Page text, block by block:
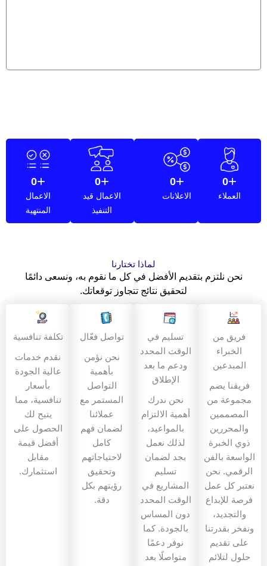
+
0
العملاء
+
0
الاعلانات
+
0
الاعمال قيد
التنفيذ
+
0
الاعمال
المنتهية
لماذا تختارنا
نحن نلتزم بتقديم الأفضل في كل ما نقوم به، ونسعى دائمًا
لتحقيق نتائج تتجاوز توقعاتك.
فريق من
الخبراء
المبدعين
فريقنا يضم
مجموعة من
المصممين
والمحررين
ذوي الخبرة
الواسعة بالفن
الرقمي. نحن
نعتبر كل عمل
فرصة للإبداع
والتجديد،
ونفخر بقدرتنا
على تقديم
حلول لتلائم
تسليم في
الوقت المحدد
ودعم ما بعد
الإطلاق
نحن ندرك
أهمية الالتزام
بالمواعيد،
لذلك نعمل
بجد لضمان
تسليم
المشاريع في
الوقت المحدد
دون المساس
بالجودة. كما
نوفر دعمًا
متواصلًا بعد
تواصل فعّال
نحن نؤمن
بأهمية
التواصل
المستمر مع
عملائنا
لضمان فهم
كامل
لاحتياجاتهم
وتحقيق
رؤيتهم بكل
دقة.
تكلفة تنافسية
نقدم خدمات
عالية الجودة
بأسعار
تنافسية، مما
يتيح لك
الحصول على
أفضل قيمة
مقابل
استثمارك.